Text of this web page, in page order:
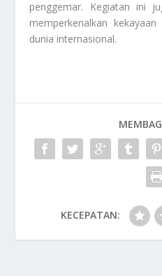
penggemar. Kegiatan ini
memperkenalkan
dunia internasional.
KECEPATAN: